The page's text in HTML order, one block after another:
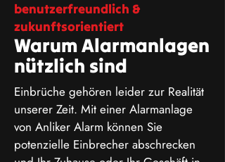
benutzerfreundlich &
zukunftsorientiert
Warum Alarmanlagen
nützlich sind
Einbrüche gehören leider zur Realität
unserer Zeit. Mit einer Alarmanlage
von Anliker Alarm können Sie
potenzielle Einbrecher abschrecken